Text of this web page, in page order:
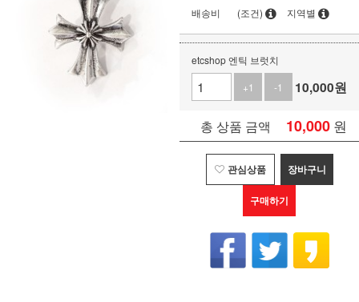
배송비
(조건) 지역별
etcshop 엔틱 브럿치
+1
-1 10,000원
총 상품 금액 10,000 원
관심상품 장바구니
구매하기